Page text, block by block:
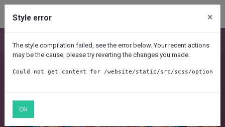
Contact Us
Nav
Style error ×
The style compilation failed, see the error below. Your recent actions
may be the cause, please try reverting the changes you made.
Could not get content for /website/static/src/scss/options/
Ok